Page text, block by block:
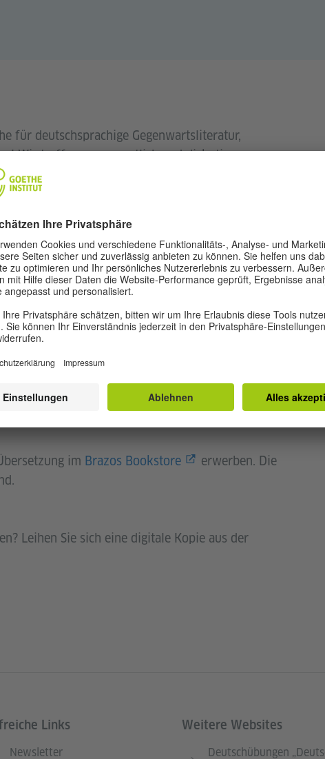
für deutschsprachige Gegenwartsliteratur,
Wir treffen uns monatlich und diskutieren
um 18:30 Uhr statt. Bitte registrieren Sie sich im
finden Sie Informationen zu den kommenden
Viel Spaß beim Lesen
Bücher?
aus unserer aktuellen LitHAUS-
unseren Sozialmedien-KanälenFacebook
und
im Brazos Bookstore
erwerben. Die
Leihen Sie sich eine digitale Kopie aus der
Links
Newsletter
Weitere Websites
Deutschübungen